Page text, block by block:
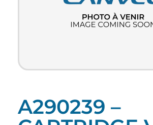
A290239 –